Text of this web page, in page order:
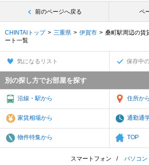
前のページへ戻る ペ
CHINTAIトップ 三重県 伊賀市
桑町駅周辺の賃
ート一覧
気になるリスト 保存中
別の探し方でお部屋を探す
沿線・駅から 住所から
家賃相場から 通勤通
物件特集から TOP
スマートフォン パソコン